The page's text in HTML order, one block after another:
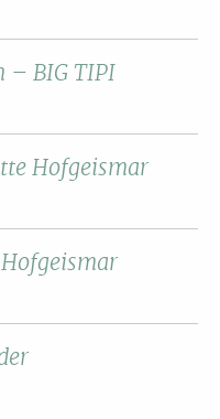
– BIG TIPI
Hofgeismar